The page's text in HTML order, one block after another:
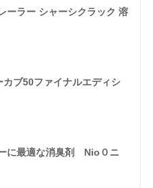
ーラー シャーシクラック 溶
カブ50ファイナルエディシ
に最適な消臭剤 Nio０ニ